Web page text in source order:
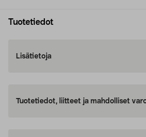
Tuotetiedot
Lisätietoja
Tuotetiedot, liitteet ja mahdolliset